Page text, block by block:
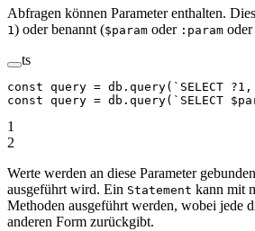
Abfragen können Parameter enthalten.
1) oder benannt ($param oder :param oder
ts
const query = db. query( `SELECT
const query = db. query( `SELECT
1
2
Werte werden an diese Parameter
ausgeführt wird. Ein Statement kann mit
Methoden ausgeführt werden, wobei jede
anderen Form zurückgibt.